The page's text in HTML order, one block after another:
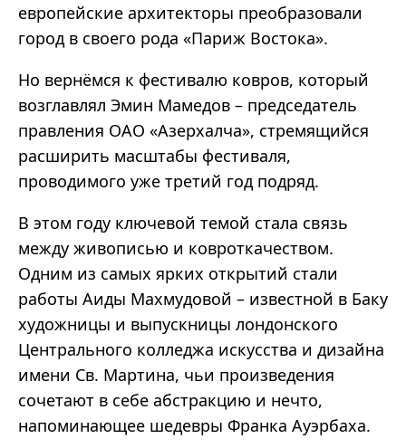
европейские архитекторы преобразовали
город в своего рода «Париж Востока».
Но вернёмся к фестивалю ковров, который
возглавлял Эмин Мамедов – председатель
правления ОАО «Азерхалча», стремящийся
расширить масштабы фестиваля,
проводимого уже третий год подряд.
В этом году ключевой темой стала связь
между живописью и ковроткачеством.
Одним из самых ярких открытий стали
работы Аиды Махмудовой – известной в Баку
художницы и выпускницы лондонского
Центрального колледжа искусства и дизайна
имени Св. Мартина, чьи произведения
сочетают в себе абстракцию и нечто,
напоминающее шедевры Франка Ауэрбаха.